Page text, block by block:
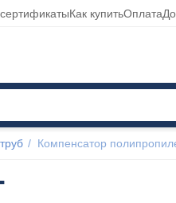
Как купитьОплата
/ Компенсатор